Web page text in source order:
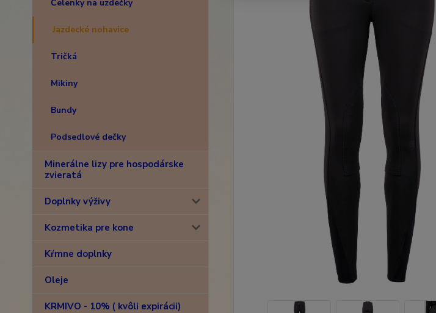
Čelenky na uzdečky
Jazdecké nohavice
Tričká
Mikiny
Bundy
Podsedlové dečky
Minerálne lizy pre hospodárske
zvieratá
Doplnky výživy
Kozmetika pre kone
Kŕmne doplnky
Oleje
KRMIVO - 10% ( kvôli expirácii)